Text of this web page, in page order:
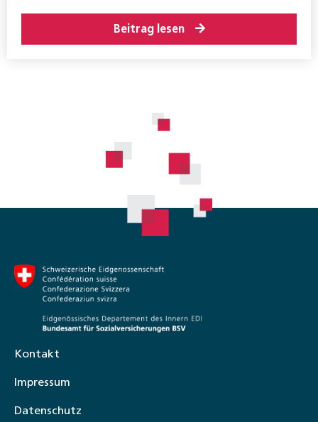
Beitrag lesen
Kontakt
Impressum
Datenschutz